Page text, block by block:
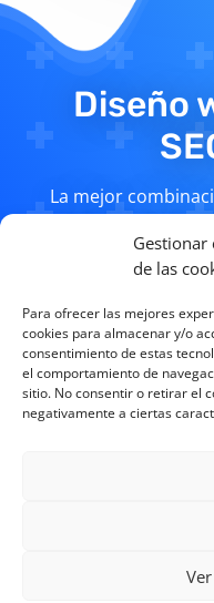
de las
Para ofrecer las mejores
cookies para almacenar y/o
consentimiento de estas
el comportamiento de
sitio. No consentir o retirar el
negativamente a ciertas
Diseño
La mejor
a tu empresa a
online, no dejes